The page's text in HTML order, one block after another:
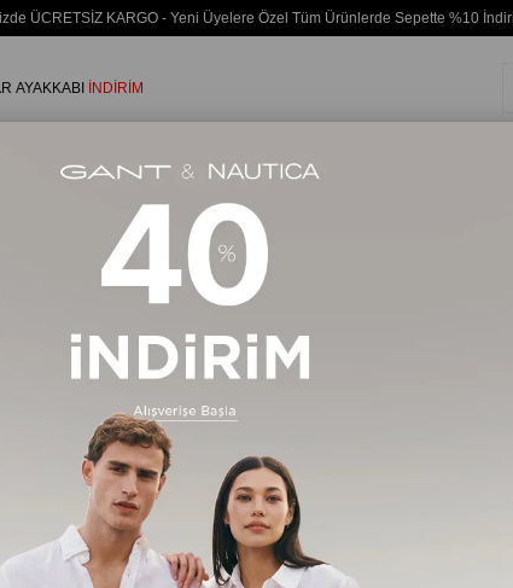
ÜCRETSİZ KARGO - Yeni Üyelere Özel Tüm Ürünlerde Sepette %10
AYAKKABI İNDİRİM
GİYİM Deniz Şortu
Ücretsiz Kargo
Yeni Ürün